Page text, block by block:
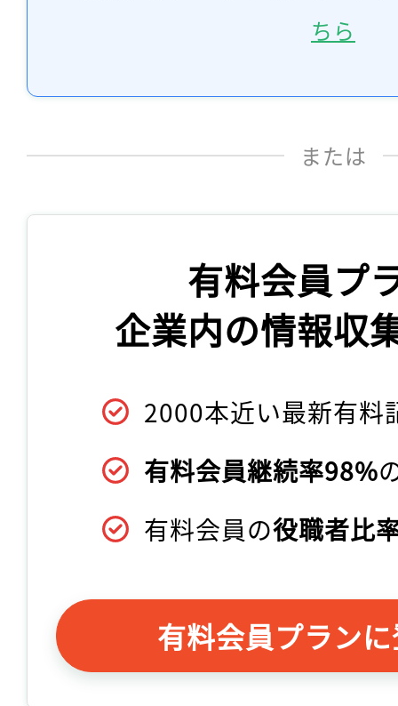
ちら
または
有料会員プ
企業内の情報収
2000本近い最新有料
有料会員継続率98%
有料会員の役職者比
有料会員プラン